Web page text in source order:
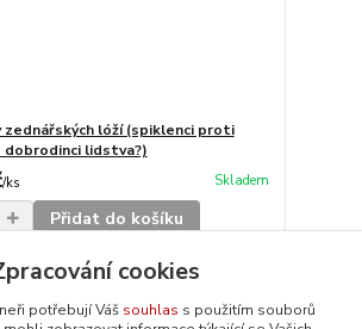
zednářských lóží (spiklenci proti
dobrodinci lidstva?)
/ks Skladem
Přidat do košíku
Načíst další produkty (20)
cookies
potřebují Váš souhlas s použitím souborů